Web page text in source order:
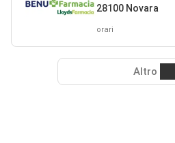
28100 Novara
orari
Altro